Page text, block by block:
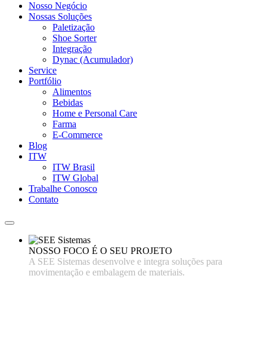
Nosso Negócio
Nossas Soluções
Paletização
Shoe Sorter
Integração
Dynac (Acumulador)
Service
Portfólio
Alimentos
Bebidas
Home e Personal Care
Farma
E-Commerce
Blog
ITW
ITW Brasil
ITW Global
Trabalhe Conosco
Contato
NOSSO FOCO É O SEU PROJETO
A SEE Sistemas desenvolve e integra soluções para
movimentação e embalagem de materiais.